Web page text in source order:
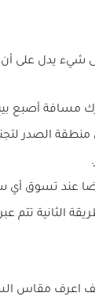
مسافة أصبع
الصدر
عند تسوق أي
الثانية تتم